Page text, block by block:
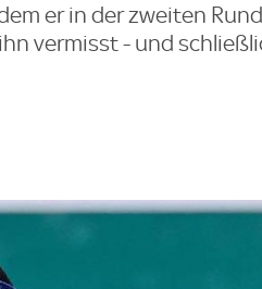
er in der zweiten
vermisst - und